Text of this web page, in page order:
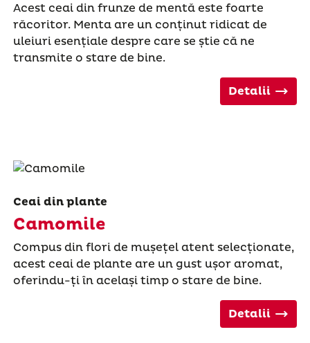
Acest ceai din frunze de mentă este foarte
răcoritor. Menta are un conținut ridicat de
uleiuri esențiale despre care se știe că ne
transmite o stare de bine.
Detalii
Ceai din plante
Camomile
Compus din flori de mușețel atent selecționate,
acest ceai de plante are un gust ușor aromat,
oferindu-ți în același timp o stare de bine.
Detalii